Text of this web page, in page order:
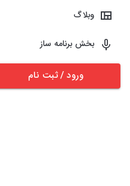
وبلاگ
بخش برنامه ساز
ورود / ثبت نام